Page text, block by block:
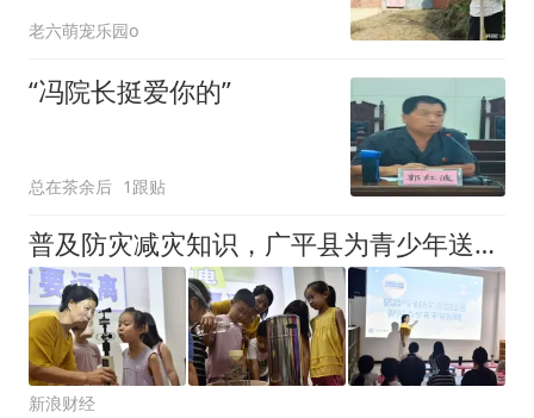
老六萌宠乐园o
“冯院长挺爱你的”
总在茶余后 1跟贴
普及防灾减灾知识，广平县为青少年送上暑期气象安全课堂
新浪财经